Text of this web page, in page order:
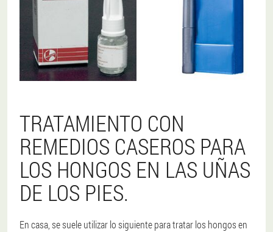
TRATAMIENTO CON
REMEDIOS CASEROS PARA
LOS HONGOS EN LAS UÑAS
DE LOS PIES.
En casa, se suele utilizar lo siguiente para tratar los hongos en